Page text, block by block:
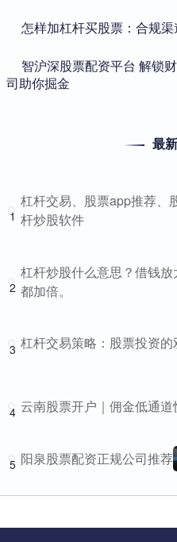
怎样加杠杆买股票：合规
智沪深股票配资平台 解锁
司助你掘金
最
1
杠杆交易、股票app推荐、
杆炒股软件
2
杠杆炒股什么意思？借钱
都加倍。
3 杠杆交易策略：股票投资的
4 云南股票开户｜佣金低通
5 阳泉股票配资正规公司推荐